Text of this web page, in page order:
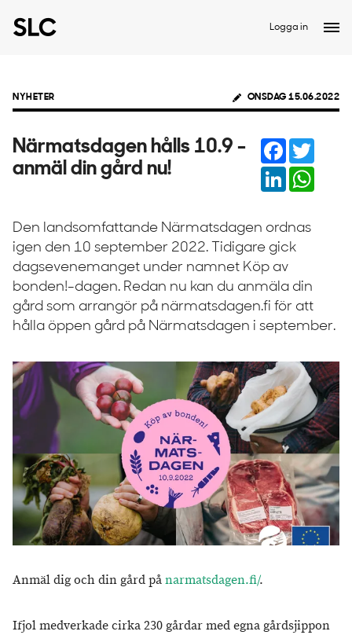
Logga in
NYHETER ONSDAG 15.06.2022
Närmatsdagen hålls 10.9 -
anmäl din gård nu!
Facebook
LinkedIn
Den landsomfattande Närmatsdagen ordnas
igen den 10 september 2022. Tidigare gick
dagsevenemanget under namnet Köp av
bonden!-dagen. Redan nu kan du anmäla din
gård som arrangör på närmatsdagen.fi för att
hålla öppen gård på Närmatsdagen i september.
Anmäl dig och din gård pånarmatsdagen.fi/.
Ifjol medverkade cirka 230 gårdar med egna gårdsjippon